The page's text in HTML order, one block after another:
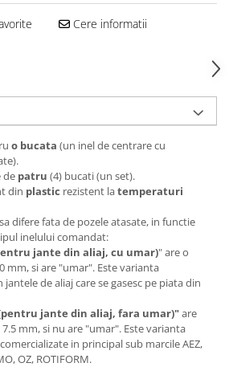
Cere informatii
o bucata (un inel de centrare cu
de patru (4) bucati (un set).
din plastic rezistent latemperaturi
difere fata de pozele atasate, in functie
inelului comandat:
jante din aliaj, cu umar)" are o
mm, si are "umar". Este varianta
de aliaj care se gasesc pe piata din
jante din aliaj, fara umar)"are
mm, si nu are "umar". Este varianta
in principal sub marcile AEZ,
OZ, ROTIFORM.